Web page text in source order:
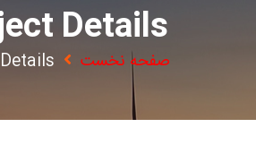
Details
صفحه نخست Details